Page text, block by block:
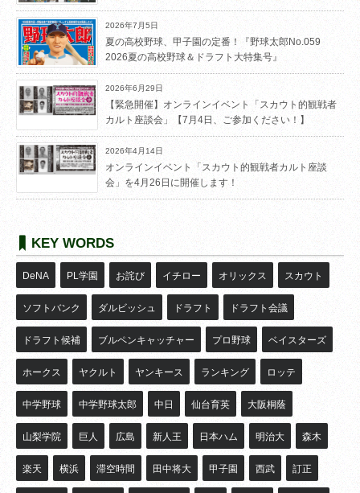
2026年7月5日
夏の高校野球、甲子園の定番！『野球太郎No.059
2026夏の高校野球＆ドラフト大特集号』
2026年6月29日
【緊急開催】オンラインイベント「スカウト的観戦者
カルト座談会」【7月4日、ご参加ください！】
2026年4月14日
オンラインイベント「スカウト的観戦者カルト座談
会」を4月26日に開催します！
KEY WORDS
DeNA PL学園 お詫び イチロー オリックス スカウト
ソフトバンク ダルビッシュ ドラフト ドラフト会議
ドラフト候補 ブルペンキャッチャー プロ野球 ベイスターズ
ホークス ヤクルト ヤンキース ランキング ロッテ
中学野球 中学野球太郎 中日 仙台育英 大阪桐蔭
山梨学院 巨人 広島 新人王 日本ハム 明治大 森木
楽天 横浜 滞空時間 田中将大 甲子園 西武 訂正